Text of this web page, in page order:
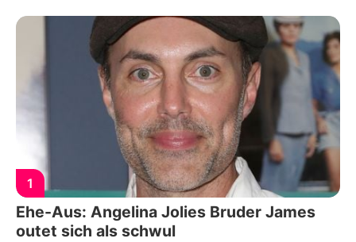
1
Ehe-Aus: Angelina Jolies Bruder James
outet sich als schwul